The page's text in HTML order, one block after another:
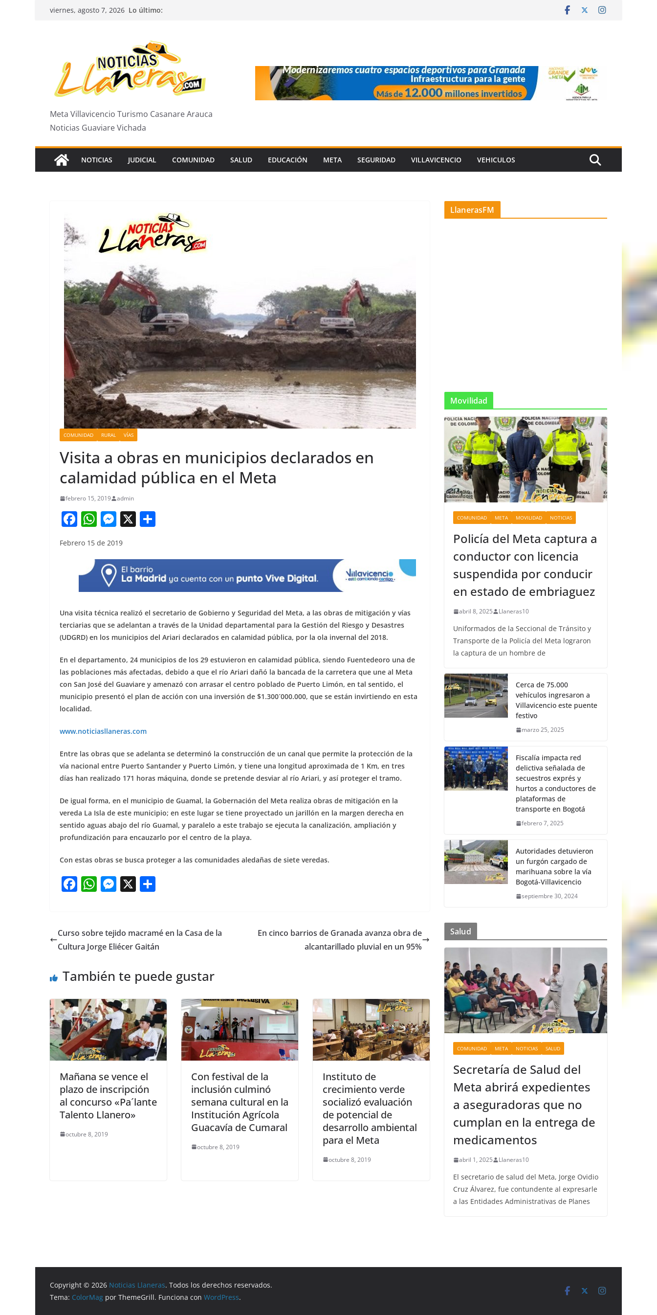
Saltarviernes, agosto 7, 2026 Lo último:
Meta Villavicencio Turismo Casanare Arauca
Noticias Guaviare Vichada
NOTICIAS JUDICIAL COMUNIDAD SALUD EDUCACIÓN META SEGURIDAD VILLAVICENCIO VEHICULOS
COMUNIDAD RURAL VÍAS
Visita a obras en municipios declarados en
calamidad pública en el Meta
febrero 15, 2019 admin
F
c
b
o
o
k
W
h
at
s
A
p
p
M
ss
e
n
g
er
X
e
Febrero 15 de 2019
Una visita técnica realizó el secretario de Gobierno y Seguridad del Meta, a las obras de mitigación y vías
terciarias que se adelantan a través de la Unidad departamental para la Gestión del Riesgo y Desastres
(UDGRD) en los municipios del Ariari declarados en calamidad pública, por la ola invernal del 2018.
En el departamento, 24 municipios de los 29 estuvieron en calamidad pública, siendo Fuentedeoro una de
las poblaciones más afectadas, debido a que el río Ariari dañó la bancada de la carretera que une al Meta
con San José del Guaviare y amenazó con arrasar el centro poblado de Puerto Limón, en tal sentido, el
municipio presentó el plan de acción con una inversión de $1.300´000.000, que se están invirtiendo en esta
localidad.
www.noticiasllaneras.com
Entre las obras que se adelanta se determinó la construcción de un canal que permite la protección de la
vía nacional entre Puerto Santander y Puerto Limón, y tiene una longitud aproximada de 1 Km, en tres
días han realizado 171 horas máquina, donde se pretende desviar al río Ariari, y así proteger el tramo.
De igual forma, en el municipio de Guamal, la Gobernación del Meta realiza obras de mitigación en la
vereda La Isla de este municipio; en este lugar se tiene proyectado un jarillón en la margen derecha en
sentido aguas abajo del río Guamal, y paralelo a este trabajo se ejecuta la canalización, ampliación y
profundización para encauzarlo por el centro de la playa.
Con estas obras se busca proteger a las comunidades aledañas de siete veredas.
F
e
b
o
k
W
s
A
p
M
e
n
er
X
e
Curso sobre tejido macramé en la Casa de la
Cultura Jorge Eliécer Gaitán
En cinco barrios de Granada avanza obra de
alcantarillado pluvial en un 95%
También te puede gustar
Mañana se vence el
plazo de inscripción
al concurso «Pa´lante
Talento Llanero»
octubre 8, 2019
Con festival de la
inclusión culminó
semana cultural en la
Institución Agrícola
Guacavía de Cumaral
octubre 8, 2019
Instituto de
crecimiento verde
socializó evaluación
de potencial de
desarrollo ambiental
para el Meta
octubre 8, 2019
LlanerasFM
Movilidad
COMUNIDAD META MOVILIDAD NOTICIAS
Policía del Meta captura a
conductor con licencia
suspendida por conducir
en estado de embriaguez
abril 8, 2025 Llaneras10
Uniformados de la Seccional de Tránsito y
Transporte de la Policía del Meta lograron
la captura de un hombre de
Cerca de 75.000
vehículos ingresaron a
Villavicencio este puente
festivo
marzo 25, 2025
Fiscalía impacta red
delictiva señalada de
secuestros exprés y
hurtos a conductores de
plataformas de
transporte en Bogotá
febrero 7, 2025
Autoridades detuvieron
un furgón cargado de
marihuana sobre la vía
Bogotá-Villavicencio
septiembre 30, 2024
Salud
COMUNIDAD META NOTICIAS SALUD
Secretaría de Salud del
Meta abrirá expedientes
a aseguradoras que no
cumplan en la entrega de
medicamentos
abril 1, 2025 Llaneras10
El secretario de salud del Meta, Jorge Ovidio
Cruz Álvarez, fue contundente al expresarle
a las Entidades Administrativas de Planes
Copyright © 2026 Noticias Llaneras. Todos los derechos reservados.
Tema: ColorMag por ThemeGrill. Funciona con WordPress.